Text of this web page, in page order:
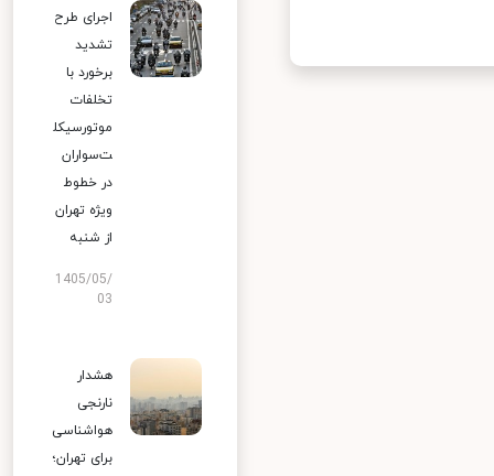
اجرای طرح
تشدید
برخورد با
تخلفات
موتورسیکل
ت‌سواران
در خطوط
ویژه تهران
از شنبه
1405/05/
03
هشدار
نارنجی
هواشناسی
برای تهران؛